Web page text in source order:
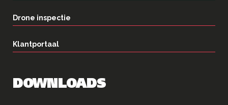
Drone inspectie
Klantportaal
DOWNLOADS